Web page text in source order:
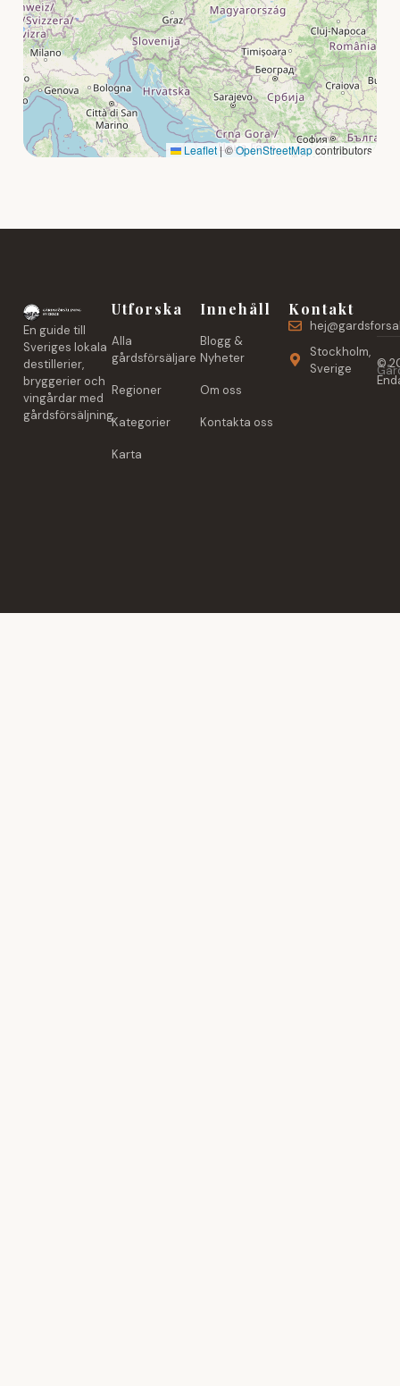
Leaflet|©OpenStreetMapcontributors
En guide till
Sveriges lokala
destillerier,
bryggerier och
vingårdar med
gårdsförsäljning.
Utforska
Alla
gårdsförsäljare
Regioner
Kategorier
Karta
Innehåll
Blogg &
Nyheter
Om oss
Kontakta oss
Kontakt
Stockholm,
Sverige
©